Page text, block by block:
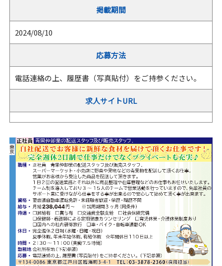
掲載期間
2024/08/10
応募方法
電話連絡の上、履歴書（写真貼付）をご持参ください。
求人サイトURL